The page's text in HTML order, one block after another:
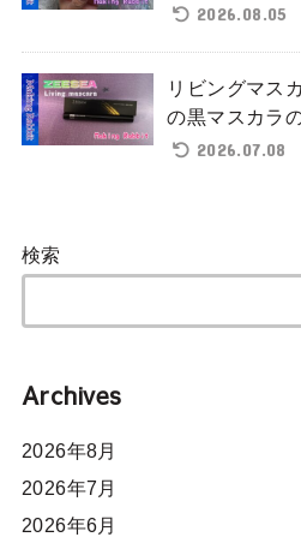
2026.08.05
リビングマス
の黒マスカラ
2026.07.08
検索
Archives
2026年8月
2026年7月
2026年6月